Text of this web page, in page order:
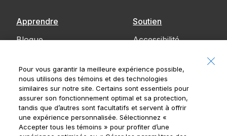
Apprendre
Blogue
Soutien
Accessibilité
avec nous
Avis
Pour vous garantir la meilleure expérience possible,
nous utilisons des témoins et des technologies
similaires sur notre site. Certains sont essentiels pour
assurer son fonctionnement optimal et sa protection,
tandis que d’autres sont facultatifs et servent à offrir
une expérience personnalisée. Sélectionnez «
Accepter tous les témoins » pour profiter d’une